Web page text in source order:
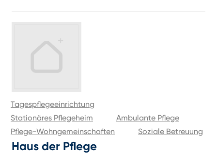
Tagespflegeeinrichtung
Stationäres Pflegeheim
Ambulante Pflege
Pflege-Wohngemeinschaften
Soziale Betreuung
Haus der Pflege